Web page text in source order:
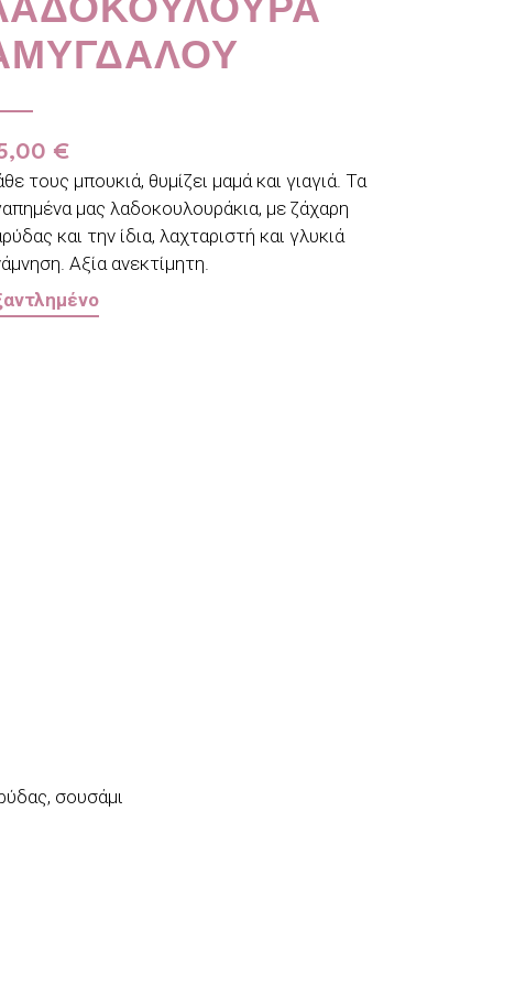
€
τους μπουκιά, θυμίζει μαμά και γιαγιά. Τα
μας λαδοκουλουράκια, με ζάχαρη
και την ίδια, λαχταριστή και γλυκιά
Αξία ανεκτίμητη.
σουσάμι